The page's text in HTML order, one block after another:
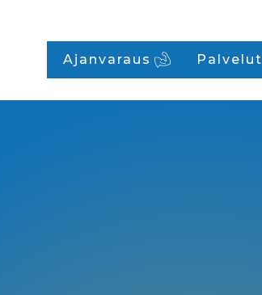
Ajanvaraus Palvelut